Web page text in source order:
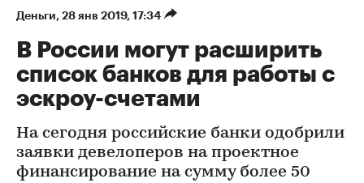
Деньги⁠, 28 янв 2019, 17:34
В России могут расширить
список банков для работы с
эскроу-счетами
На сегодня российские банки одобрили
заявки девелоперов на проектное
финансирование на сумму более 50